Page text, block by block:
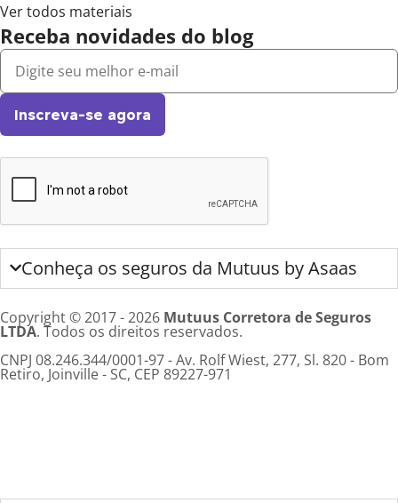
Ver todos materiais
Receba novidades do blog
Inscreva-se agora
Conheça os seguros da Mutuus by Asaas
Copyright © 2017 - 2026 Mutuus Corretora de Seguros
LTDA. Todos os direitos reservados.
CNPJ 08.246.344/0001-97 - Av. Rolf Wiest, 277, Sl. 820 - Bom
Retiro, Joinville - SC, CEP 89227-971